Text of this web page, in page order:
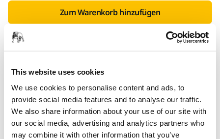
This website uses cookies
We use cookies to personalise content and ads, to
provide social media features and to analyse our traffic.
We also share information about your use of our site with
our social media, advertising and analytics partners who
may combine it with other information that you’ve
Zum Warenkorb hinzufügen
Kostenlose Lieferung ab 49,90 € inkl. MwSt.
Sichere Bezahlung per Kreditkarte
Sendungsverfolgung